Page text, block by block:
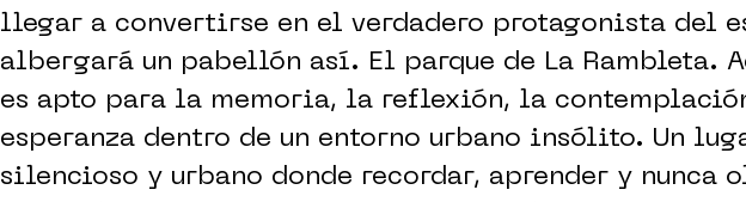
llegar a convertirse en el verdadero protagonista del
albergará un pabellón así. El parque de La Rambleta.
es apto para la memoria, la reflexión, la
esperanza dentro de un entorno urbano insólito. Un
silencioso y urbano donde recordar, aprender y nunca